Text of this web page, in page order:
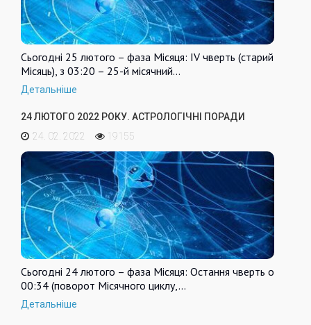
Сьогодні 25 лютого – фаза Місяця: IV чверть (старий
Місяць), з 03:20 – 25-й місячний…
Детальніше
24 ЛЮТОГО 2022 РОКУ. АСТРОЛОГІЧНІ ПОРАДИ
24. 02. 2022
19155
Сьогодні 24 лютого – фаза Місяця: Остання чверть о
00:34 (поворот Місячного циклу,…
Детальніше